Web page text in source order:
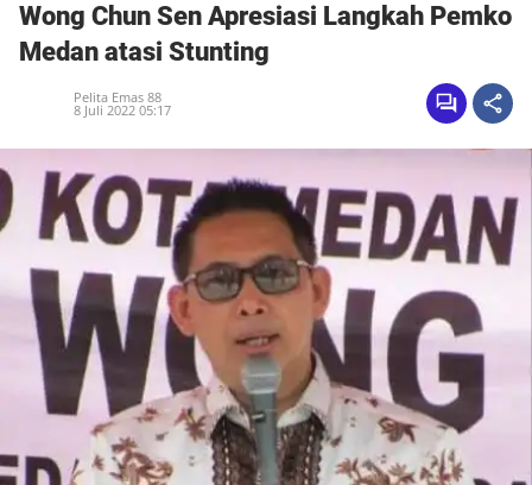
Wong Chun Sen Apresiasi Langkah Pemko
Medan atasi Stunting
Pelita Emas 88
8 Juli 2022 05:17